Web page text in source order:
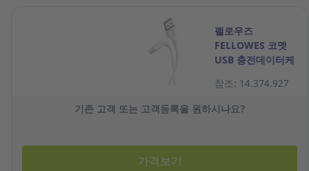
펠로우즈
FELLOWES 코멧
USB 충전데이터케
이트
참조: 14.374.927
기존 고객 또는 고객등록을 원하시나요?
가격보기